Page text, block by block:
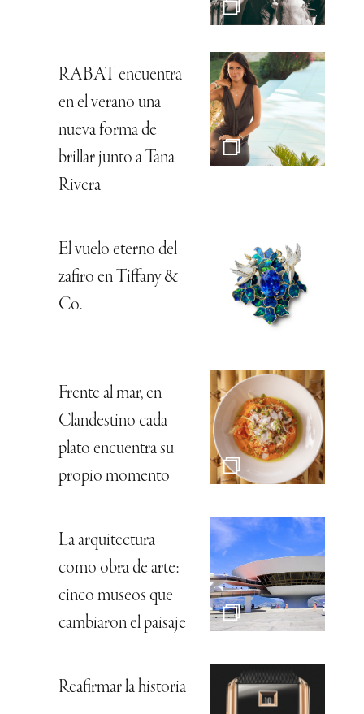
RABAT encuentra
en el verano una
nueva forma de
brillar junto a Tana
Rivera
El vuelo eterno del
zafiro en Tiffany &
Co.
Frente al mar, en
Clandestino cada
plato encuentra su
propio momento
La arquitectura
como obra de arte:
cinco museos que
cambiaron el paisaje
Reafirmar la historia